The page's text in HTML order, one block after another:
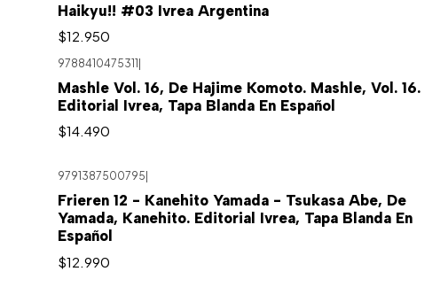
Haikyu!! #03 Ivrea Argentina
$12.950
9788410475311
Mashle Vol. 16, De Hajime Komoto. Mashle, Vol. 16.
Editorial Ivrea, Tapa Blanda En Español
$14.490
9791387500795
Frieren 12 - Kanehito Yamada - Tsukasa Abe, De
Yamada, Kanehito. Editorial Ivrea, Tapa Blanda En
Español
$12.990